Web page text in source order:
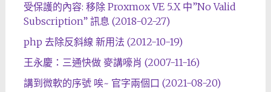
受保護的內容: 移除 Proxmox VE 5.X 中”No Valid
Subscription” 訊息 (2018-02-27)
php 去除反斜線 新用法 (2012-10-19)
王永慶：三通快做 麥講嚎肖 (2007-11-16)
講到微軟的序號 唉~ 官字兩個口 (2021-08-20)